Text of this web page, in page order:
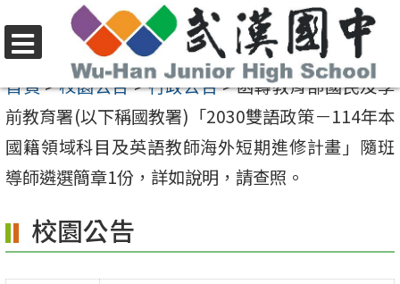
至
要
內
容
選
單
首頁>校園公告>行政公告>函轉教育部國民及學
前教育署(以下稱國教署)「2030雙語政策－114年本
國籍領域科目及英語教師海外短期進修計畫」隨班
導師遴選簡章1份，詳如說明，請查照。
校園公告